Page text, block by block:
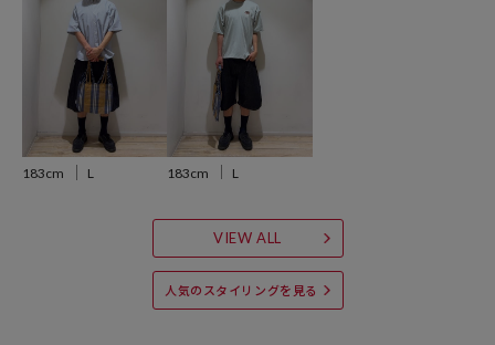
どのアクティブシーンから日常使いまで幅広く対応できる一着です。
■Insect Shield (インセクトシールド)
インセクトシールドは、繊維に虫除け加工を施した技術で、履くだけ
で不快な害虫から身を守ることができるので、虫よけスプレーなどを
付ける手間が省けます。
無色無臭の防虫成分が害虫から守ってくれるバリア機能の正体は、米
ン」。このシールド加工は洗濯耐久性にも優れているので、70回洗濯
しても虫よけ効果は持続できます。
※こちらの商品は、弊社管理上のカラーを表記しております為、タグ
183cm L 183cm L
VIEW ALL
人気のスタイリングを見る